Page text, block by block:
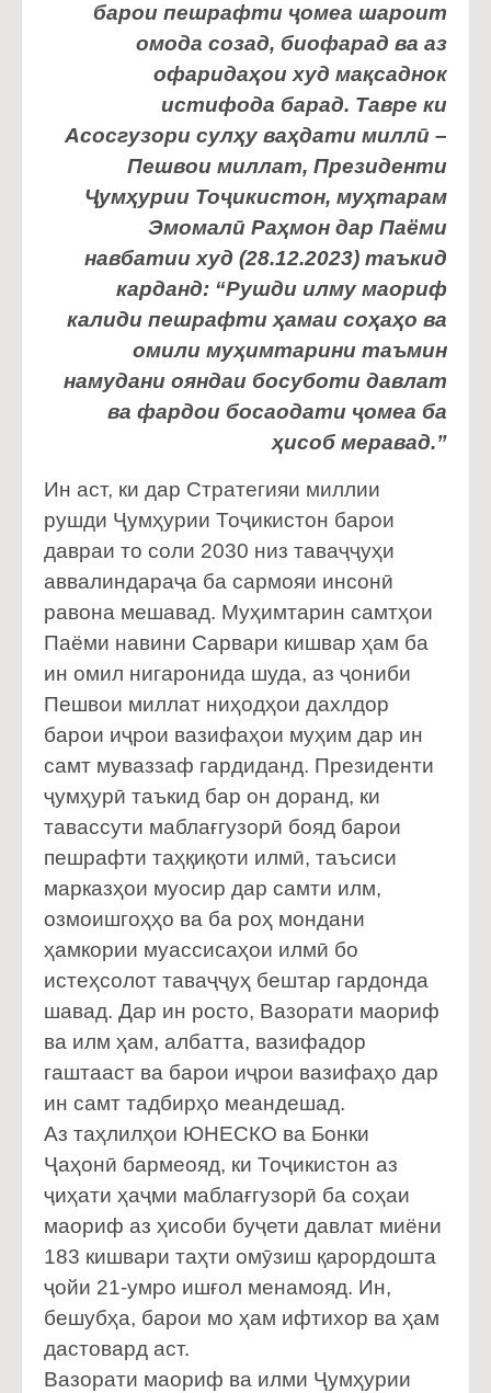
барои пешрафти ҷомеа шароит
омода созад, биофарад ва аз
офаридаҳои худ мақсаднок
истифода барад. Тавре ки
Асосгузори сулҳу ваҳдати миллӣ –
Пешвои миллат, Президенти
Ҷумҳурии Тоҷикистон, муҳтарам
Эмомалӣ Раҳмон дар Паёми
навбатии худ (28.12.2023) таъкид
карданд: “Рушди илму маориф
калиди пешрафти ҳамаи соҳаҳо ва
омили муҳимтарини таъмин
намудани ояндаи босуботи давлат
ва фардои босаодати ҷомеа ба
ҳисоб меравад.”
Ин аст, ки дар Стратегияи миллии
рушди Ҷумҳурии Тоҷикистон барои
давраи то соли 2030 низ таваҷҷуҳи
аввалиндараҷа ба сармояи инсонӣ
равона мешавад. Муҳимтарин самтҳои
Паёми навини Сарвари кишвар ҳам ба
ин омил нигаронида шуда, аз ҷониби
Пешвои миллат ниҳодҳои дахлдор
барои иҷрои вазифаҳои муҳим дар ин
самт муваззаф гардиданд. Президенти
ҷумҳурӣ таъкид бар он доранд, ки
тавассути маблағгузорӣ бояд барои
пешрафти таҳқиқоти илмӣ, таъсиси
марказҳои муосир дар самти илм,
озмоишгоҳҳо ва ба роҳ мондани
ҳамкории муассисаҳои илмӣ бо
истеҳсолот таваҷҷуҳ бештар гардонда
шавад. Дар ин росто, Вазорати маориф
ва илм ҳам, албатта, вазифадор
гаштааст ва барои иҷрои вазифаҳо дар
ин самт тадбирҳо меандешад.
Аз таҳлилҳои ЮНЕСКО ва Бонки
Ҷаҳонӣ бармеояд, ки Тоҷикистон аз
ҷиҳати ҳаҷми маблағгузорӣ ба соҳаи
маориф аз ҳисоби буҷети давлат миёни
183 кишвари таҳти омӯзиш қарордошта
ҷойи 21-умро ишғол менамояд. Ин,
бешубҳа, барои мо ҳам ифтихор ва ҳам
дастовард аст.
Вазорати маориф ва илми Ҷумҳурии